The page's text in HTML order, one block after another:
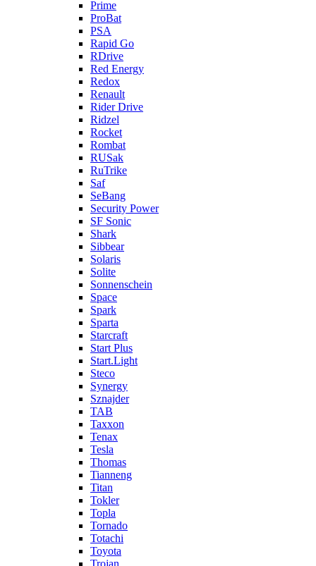
Prime
ProBat
PSA
Rapid Go
RDrive
Red Energy
Redox
Renault
Rider Drive
Ridzel
Rocket
Rombat
RUSak
RuTrike
Saf
SeBang
Security Power
SF Sonic
Shark
Sibbear
Solaris
Solite
Sonnenschein
Space
Spark
Sparta
Starcraft
Start Plus
Start.Light
Steco
Synergy
Sznajder
TAB
Taxxon
Tenax
Tesla
Thomas
Tianneng
Titan
Tokler
Topla
Tornado
Totachi
Toyota
Trojan